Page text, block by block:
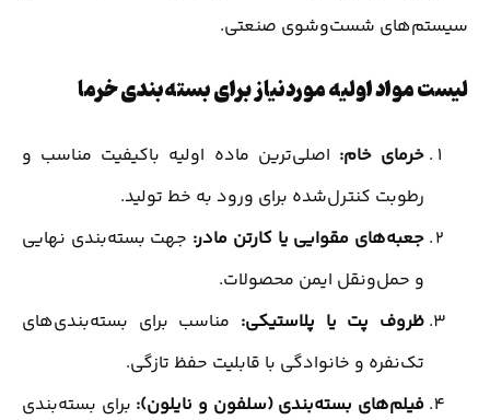
سیستم‌های شست‌وشوی صنعتی.
لیست مواد اولیه موردنیاز برای بسته‌بندی خرما
خرمای خام: اصلی‌ترین ماده اولیه باکیفیت مناسب و
رطوبت کنترل‌شده برای ورود به خط تولید.
جعبه‌های مقوایی یا کارتن مادر: جهت بسته‌بندی نهایی
و حمل‌ونقل ایمن محصولات.
ظروف پت یا پلاستیکی: مناسب برای بسته‌بندی‌های
تک‌نفره و خانوادگی با قابلیت حفظ تازگی.
فیلم‌های بسته‌بندی (سلفون و نایلون): برای بسته‌بندی